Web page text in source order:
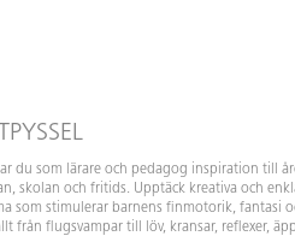
du som lärare och pedagog inspiration till
skolan och fritids. Upptäck kreativa och
som stimulerar barnens finmotorik, fantasi
från flugsvampar till löv, kransar, reflexer,